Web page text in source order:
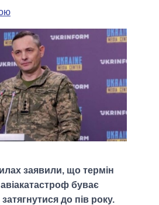
заявили, що термін
буває
до пів року.